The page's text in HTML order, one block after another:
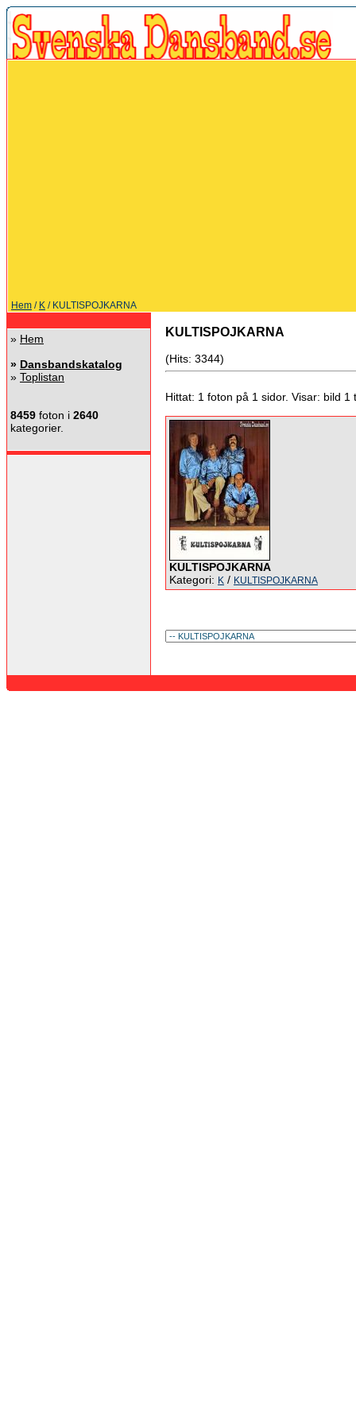
Hem / K / KULTISPOJKARNA
» Hem
» Dansbandskatalog
» Toplistan
8459 foton i 2640
kategorier.
KULTISPOJKARNA
(Hits: 3344)
Hittat: 1 foton på 1 sidor. Visar: bild 1
KULTISPOJKARNA
Kategori: K / KULTISPOJKARNA